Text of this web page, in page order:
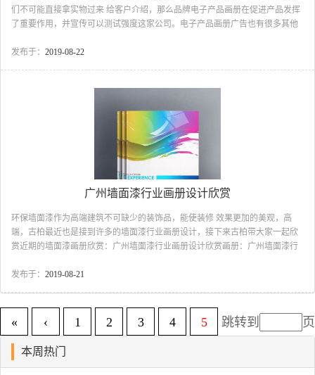
们不可能直接拿实物过来 给客户介绍，那么品牌电子产品画册在促进产品发挥
了重要作用，并宣传可以测试强度这家公司。电子产品画册广告也有很多其他
那么客户就看到这个画册，从而增加产品的可视观。接下来我们跟着古柏一起
州天河品牌电子产品画册设计图3.广州天河品牌电子产品画册...
发布于： 2019-08-22
广州墙面漆行业画册设计欣赏
环保墙面漆作为高端建筑不可缺少的装饰品，能使装修 效果更加的美观，高
端，古柏最近也是接到许多的墙面漆行业画册设计，接下来古柏带大家一起欣
赏近期的墙面漆画册欣赏：广州墙面漆行业画册设计欣赏画册：广州墙面漆行
的特征色彩斑斓广州墙面漆行业画册设计图2.广州墙面漆行业画册设计目录设
风格进行的内页设计，全篇幅以色彩为主的形式反面突出产品的协调性广州墙
面漆行业画册设计图广州墙面漆行业画册设计图广州墙面漆...
发布于： 2019-08-21
« ‹ 1 2 3 4 5 跳转到 页
本周热门